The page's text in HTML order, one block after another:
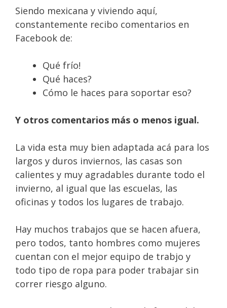
Siendo mexicana y viviendo aquí,
constantemente recibo comentarios en
Facebook de:
Qué frío!
Qué haces?
Cómo le haces para soportar eso?
Y otros comentarios más o menos igual.
La vida esta muy bien adaptada acá para los
largos y duros inviernos, las casas son
calientes y muy agradables durante todo el
invierno, al igual que las escuelas, las
oficinas y todos los lugares de trabajo.
Hay muchos trabajos que se hacen afuera,
pero todos, tanto hombres como mujeres
cuentan con el mejor equipo de trabjo y
todo tipo de ropa para poder trabajar sin
correr riesgo alguno.